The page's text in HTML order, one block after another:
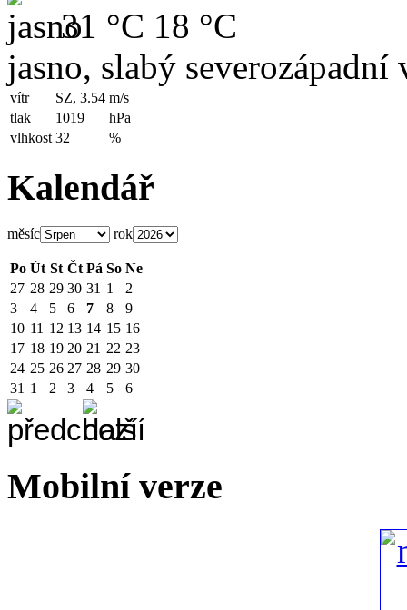
31 °C 18 °C
jasno, slabý severozápadní
vítr SZ, 3.54 m/s
tlak
1019
hPa
vlhkost 32 %
Kalendář
měsíc rok
Po Út St Čt Pá So Ne
27 28 29 30 31 1
2
3
4 5 6 7 8
9
10 11 12 13 14 15 16
17 18 19 20 21 22 23
24 25 26 27 28 29 30
31 1 2 3 4 5 6
Mobilní verze